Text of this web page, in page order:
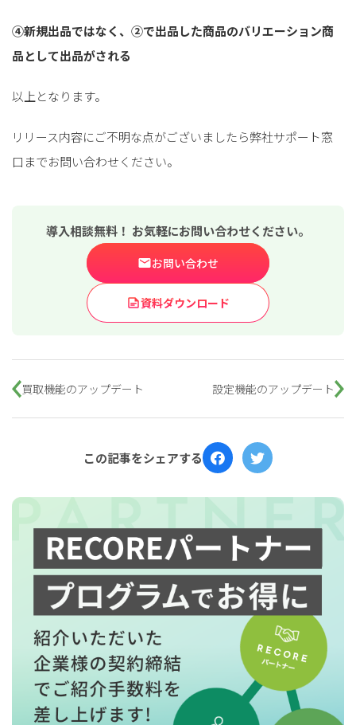
④新規出品ではなく、②で出品した商品のバリエーション商
品として出品がされる
以上となります。
リリース内容にご不明な点がございましたら弊社サポート窓
口までお問い合わせください。
導入相談無料！ お気軽にお問い合わせください。
お問い合わせ
資料ダウンロード
買取機能のアップデート 設定機能のアップデート
この記事をシェアする